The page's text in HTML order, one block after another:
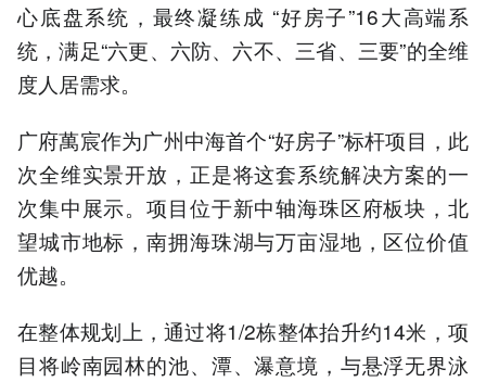
心底盘系统，最终凝练成 “好房子”16大高端系
统，满足“六更、六防、六不、三省、三要”的全维
度人居需求。
广府萬宸作为广州中海首个“好房子”标杆项目，此
次全维实景开放，正是将这套系统解决方案的一
次集中展示。项目位于新中轴海珠区府板块，北
望城市地标，南拥海珠湖与万亩湿地，区位价值
优越。
在整体规划上，通过将1/2栋整体抬升约14米，项
目将岭南园林的池、潭、瀑意境，与悬浮无界泳